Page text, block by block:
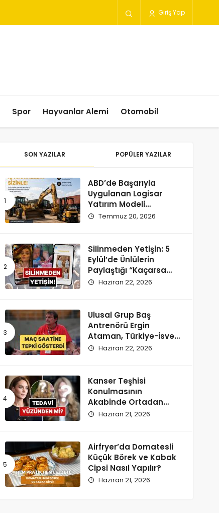
Giriş Yap
Spor Hayvanlar Alemi Otomobil
SON YAZILAR POPÜLER YAZILAR
ABD’de Başarıyla
Uygulanan Logisar
Yatırım Modeli
Türkiye’ye Geliyor
Temmuz 20, 2026
Silinmeden Yetişin: 5
Eylül’de Ünlülerin
Paylaştığı “Kaçarsa
Yazık Olur” Temalı
Haziran 22, 2026
Ulusal Grup Baş
Antrenörü Ergin
Ataman, Türkiye-İsveç
Maçı Saatine
Haziran 22, 2026
Kanser Teşhisi
Konulmasının
Akabinde Ortadan
Kaybolan Kate
Doğurdu
Haziran 21, 2026
Airfryer’da Domatesli
Küçük Börek ve Kabak
Cipsi Nasıl Yapılır?
Haziran 21, 2026